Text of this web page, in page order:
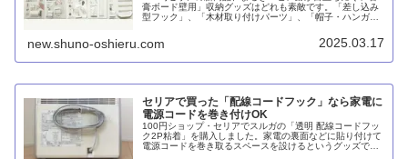
膏ボード壁用」収納グッズはどれも素敵です。「差し込み
型フック」、「木材取り付けパーツ」、「帽子・ハンガー
new.shuno-oshieru.com 2025.03.17
セリアで買った「配線コードフック」なら家電に
電源コードを巻き付けOK
100円ショップ・セリアでスルガの「透明 配線コードフッ
ク2P粘着」を購入しました。家電の裏面などに貼り付けて
電源コードを巻き取るスペースを設けるというグッズで